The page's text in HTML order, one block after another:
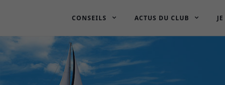
CONSEILS ACTUS DU CLUB